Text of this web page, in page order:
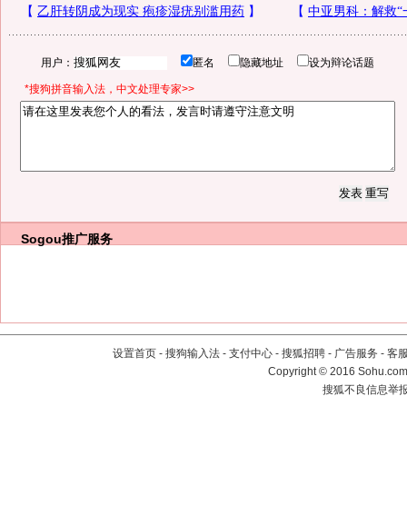
用户： 匿名 隐藏地址 设为辩论话题
*搜狗拼音输入法，中文处理专家>>
Sogou推广服务
设置首页 - 搜狗输入法 - 支付中心 - 搜狐招聘 - 广告服务 - 客
Copyright©2016
搜狐不良信息举